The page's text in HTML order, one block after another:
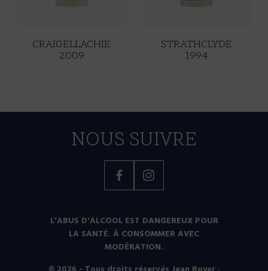
CRAIGELLACHIE
2009
STRATHCLYDE
1994
NOUS SUIVRE
Facebook
L’ABUS D'ALCOOL EST DANGEREUX POUR
LA SANTÉ. À CONSOMMER AVEC
MODÉRATION.